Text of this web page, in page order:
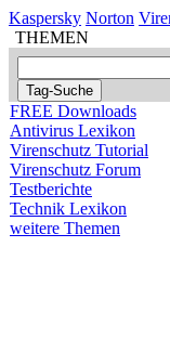
Kaspersky Norton
THEMEN
FREE Downloads
Antivirus Lexikon
Virenschutz Tutorial
Virenschutz Forum
Testberichte
Technik Lexikon
weitere Themen